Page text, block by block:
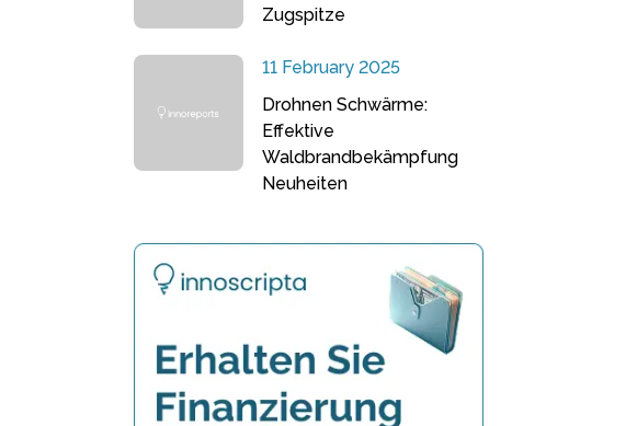
Zugspitze
11 February 2025
Drohnen Schwärme:
Effektive
Waldbrandbekämpfung
Neuheiten